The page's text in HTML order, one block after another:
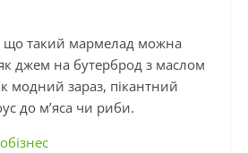
що такий мармелад можна
джем на бутерброд з маслом
модний зараз, пікантний
до м’яса чи риби.